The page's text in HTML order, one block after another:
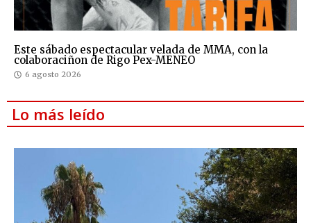
Este sábado espectacular velada de MMA, con la
colaboraciñon de Rigo Pex-MENEO
6 agosto 2026
Lo más leído